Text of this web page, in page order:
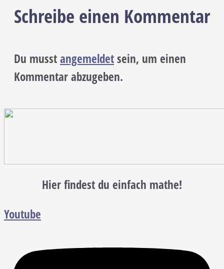
Schreibe einen Kommentar
Du musstangemeldetsein, um einen
Kommentar abzugeben.
Hier findest du einfach mathe!
Youtube